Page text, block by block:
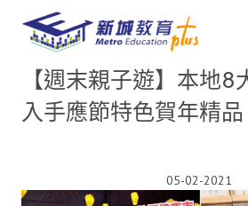
【週末親子遊】本地8
入手應節特色賀年精品
05-02-2021